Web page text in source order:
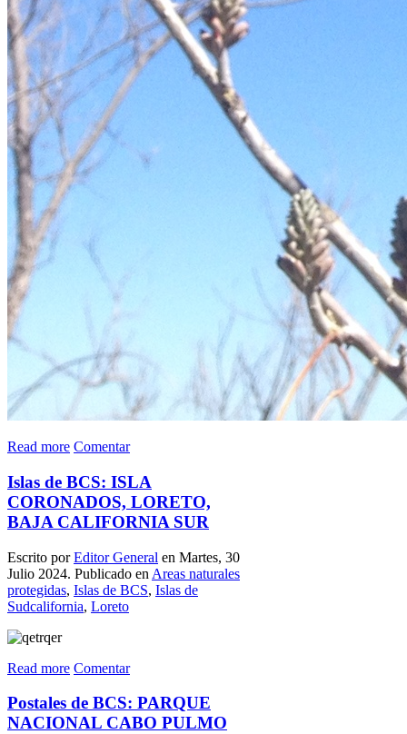
Read more Comentar
Islas de BCS: ISLA
CORONADOS, LORETO,
BAJA CALIFORNIA SUR
Escrito porEditor General en Martes, 30
Julio 2024. Publicado en Areas naturales
protegidas, Islas de BCS, Islas de
Sudcalifornia, Loreto
Read more Comentar
Postales de BCS: PARQUE
NACIONAL CABO PULMO